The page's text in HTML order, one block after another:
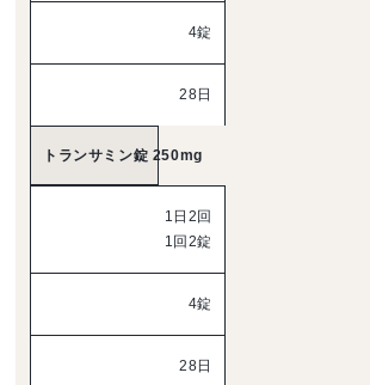
4錠
28日
トランサミン錠 250mg
1日2回
1回2錠
4錠
28日